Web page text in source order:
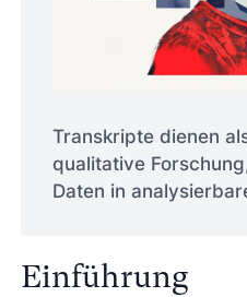
Transkripte dienen
qualitative
Daten in
Einführung